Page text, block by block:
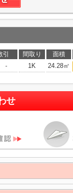
間取り 面積
- 1K 24.28㎡
せ